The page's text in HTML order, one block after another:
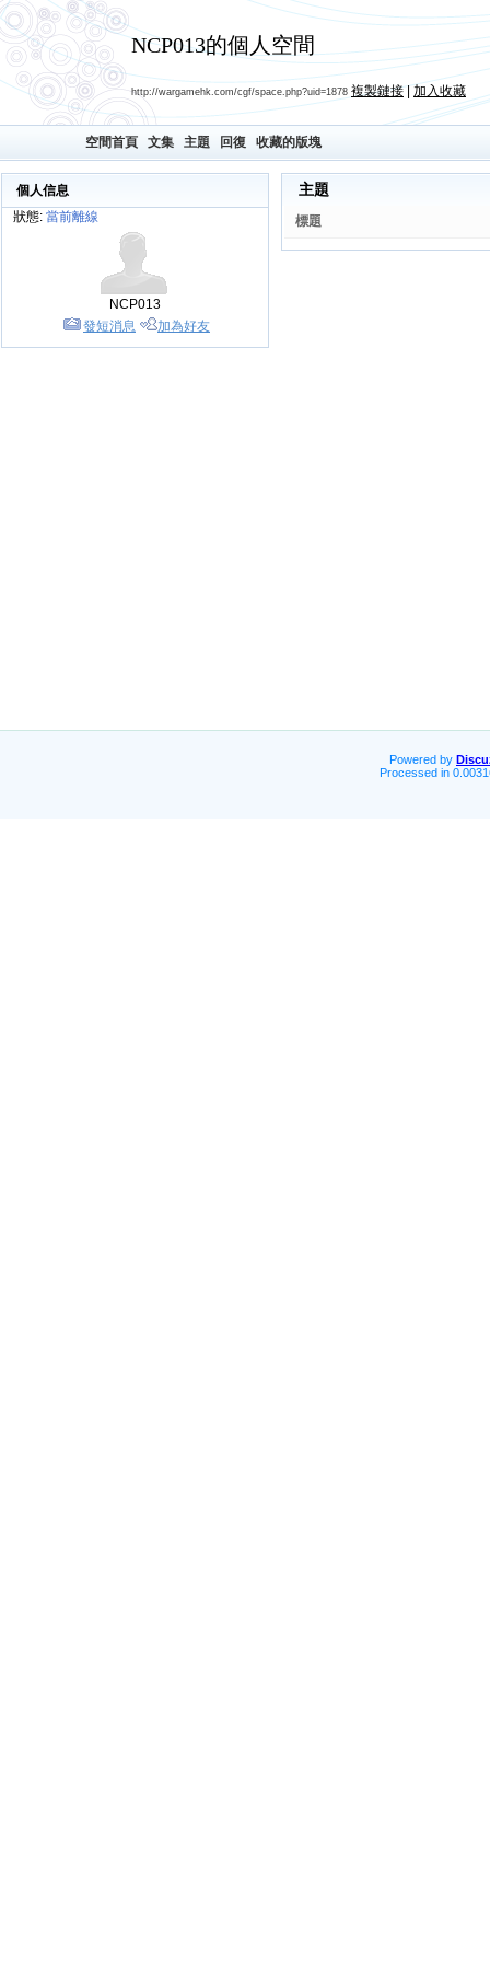
NCP013的個人空間
http://wargamehk.com/cgf/space.php?uid=1878 複製鏈接 | 加入收藏
空間首頁 文集 主題 回復 收藏的版塊
個人信息
狀態: 當前離線
NCP013
發短消息
加為好友
主題
標題
Powered by
Processed in